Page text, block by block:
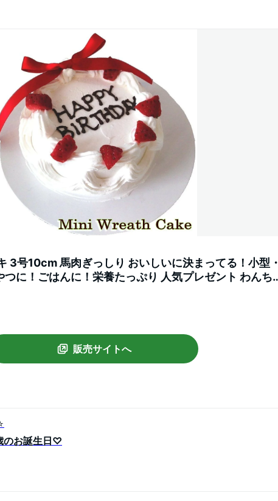
3号10cm 馬肉ぎっしり おいしいに決まってる！小型・
に！ごはんに！栄養たっぷり 人気プレゼント わんち
楽しい！パーティーやオフ会を盛り上げる 信頼の老舗
販売サイトへ
のお誕生日♡